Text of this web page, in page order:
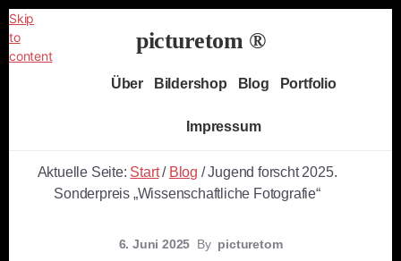
Skip
to
content
picturetom ®
Independent
Über Bildershop Blog Portfolio
Impressum
Aktuelle Seite: Start / Blog /Jugend forscht 2025.
Sonderpreis „Wissenschaftliche Fotografie“
6. Juni 2025 By picturetom